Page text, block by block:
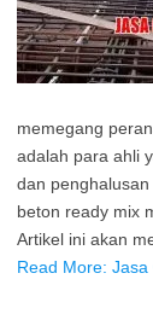
memegang
adalah para ahli
dan
beton ready mix
Artikel ini akan
Read More: